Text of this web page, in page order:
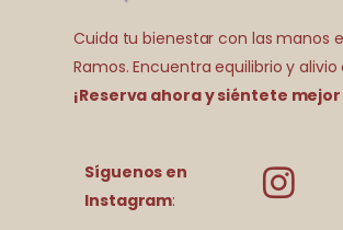
Cuida tu bienestar con las manos
Ramos. Encuentra equilibrio y
¡Reserva ahora y siéntete
Síguenos en
Instagram: